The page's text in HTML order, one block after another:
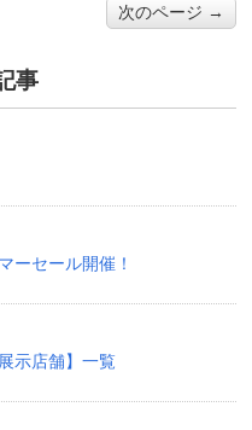
次のページ →
事
ーセール開催！
示店舗】一覧